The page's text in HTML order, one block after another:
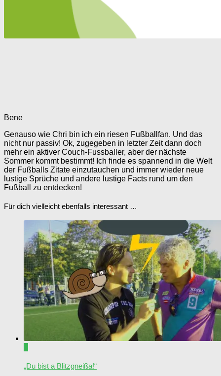
Bene
Genauso wie Chri bin ich ein riesen Fußballfan. Und das
nicht nur passiv! Ok, zugegeben in letzter Zeit dann doch
mehr ein aktiver Couch-Fussballer, aber der nächste
Sommer kommt bestimmt! Ich finde es spannend in die Welt
der Fußballs Zitate einzutauchen und immer wieder neue
lustige Sprüche und andere lustige Facts rund um den
Fußball zu entdecken!
Für dich vielleicht ebenfalls interessant …
„Du bist a Blitzgneißa!“